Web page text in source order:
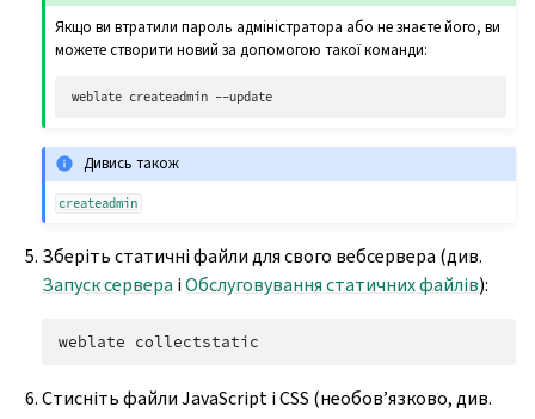
Якщо ви втратили пароль адміністратора або не знаєте його, ви
можете створити новий за допомогою такої команди:
weblate createadmin
Дивись також
createadmin
Зберіть статичні файли для свого вебсервера (див.
Запуск сервера іОбслуговування статичних файлів):
weblate
Стисніть файли JavaScript і CSS (необов’язково, див.